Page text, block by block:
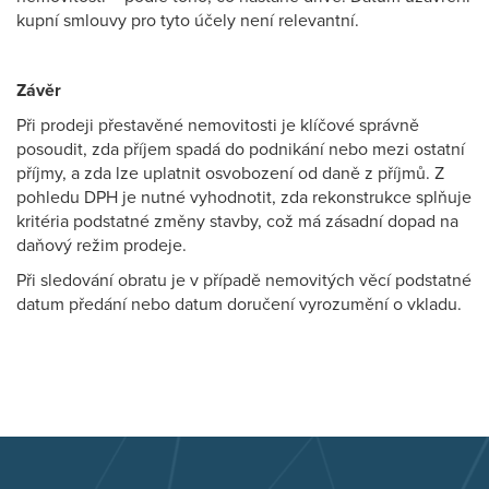
kupní smlouvy pro tyto účely není relevantní.
Závěr
Při prodeji přestavěné nemovitosti je klíčové správně
posoudit, zda příjem spadá do podnikání nebo mezi ostatní
příjmy, a zda lze uplatnit osvobození od daně z příjmů. Z
pohledu DPH je nutné vyhodnotit, zda rekonstrukce splňuje
kritéria podstatné změny stavby, což má zásadní dopad na
daňový režim prodeje.
Při sledování obratu je v případě nemovitých věcí podstatné
datum předání nebo datum doručení vyrozumění o vkladu.